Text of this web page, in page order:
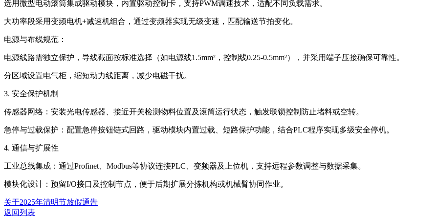
选用微型电动滚筒集成驱动模块，内置驱动控制卡，支持PWM调速技术，适配不同负载需求‌。
大功率段采用变频电机+减速机组合，通过变频器实现无级变速，匹配输送节拍变化‌。
‌电源与布线规范‌：
电源线路需独立保护，导线截面按标准选择（如电源线1.5mm²，控制线0.25-0.5mm²），并采用端子压接确保可靠性‌。
分区域设置电气柜，缩短动力线距离，减少电磁干扰‌。
3. 安全保护机制‌
‌传感器网络‌：安装光电传感器、接近开关检测物料位置及滚筒运行状态，触发联锁控制防止堵料或空转‌。
‌急停与过载保护‌：配置急停按钮链式回路，驱动模块内置过载、短路保护功能，结合PLC程序实现多级安全停机‌。
‌4. 通信与扩展性‌
‌工业总线集成‌：通过Profinet、Modbus等协议连接PLC、变频器及上位机，支持远程参数调整与数据采集‌。
‌模块化设计‌：预留I/O接口及控制节点，便于后期扩展分拣机构或机械臂协同作业‌。
关于2025年清明节放假通告
返回列表